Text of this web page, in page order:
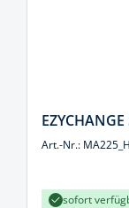
Art.-Nr.:
sofort